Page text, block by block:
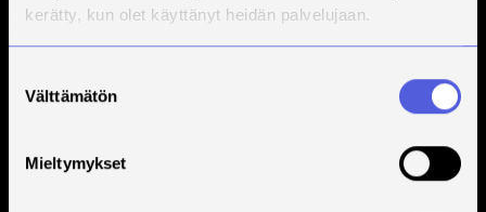
kerätty, kun olet käyttänyt heidän palvelujaan.
valinta
Välttämätön
Mieltymykset